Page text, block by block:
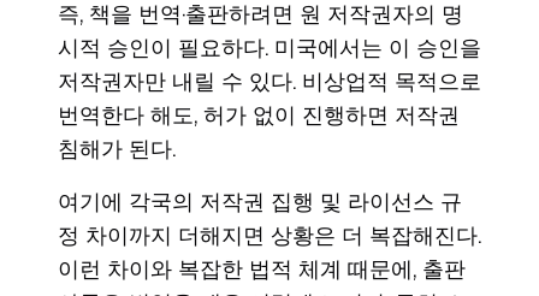
즉, 책을 번역·출판하려면 원 저작권자의 명
시적 승인이 필요하다. 미국에서는 이 승인을
저작권자만 내릴 수 있다. 비상업적 목적으로
번역한다 해도, 허가 없이 진행하면 저작권
침해가 된다.
여기에 각국의 저작권 집행 및 라이선스 규
정 차이까지 더해지면 상황은 더 복잡해진다.
이런 차이와 복잡한 법적 체계 때문에, 출판